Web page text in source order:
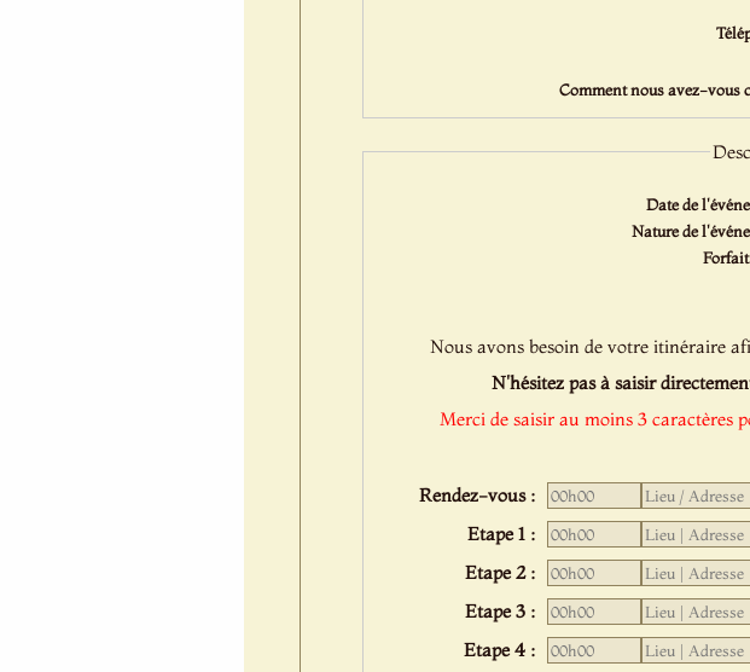
Comment nous avez-vous
Date de
Nature de
Nous avons besoin de votre itinéraire
N'hésitez pas à saisir
Merci de saisir au moins 3 caractères
Rendez-vous :
Etape 1 :
Etape 2 :
Etape 3 :
Etape 4 :